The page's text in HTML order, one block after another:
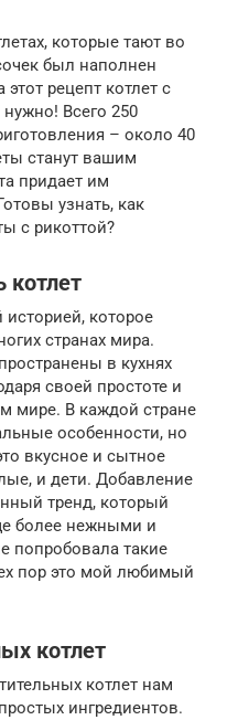
которые тают во
был наполнен
рецепт котлет с
Всего 250
– около 40
станут вашим
придает им
узнать, как
с рикоттой?
котлет
которое
странах мира.
в кухнях
своей простоте и
мире. В каждой стране
особенности, но
вкусное и сытное
и дети. Добавление
тренд, который
более нежными и
попробовала такие
пор это мой любимый
котлет
котлет нам
ингредиентов.